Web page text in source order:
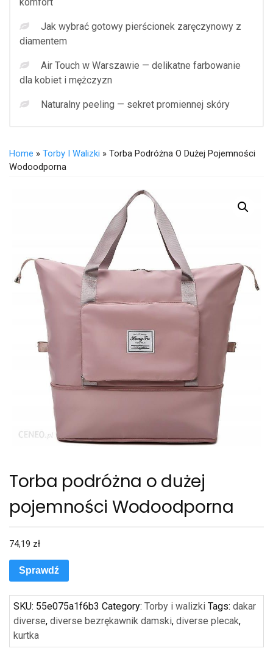
Jak wybrać gotowy pierścionek zaręczynowy z
diamentem
Air Touch w Warszawie — delikatne farbowanie
dla kobiet i mężczyzn
Naturalny peeling — sekret promiennej skóry
Home » Torby I Walizki » Torba Podróżna O Dużej Pojemności
Wodoodporna
Torba podróżna o dużej
pojemności Wodoodporna
74,19 zł
Sprawdź
SKU: 55e075a1f6b3 Category: Torby i walizki Tags: dakar
diverse, diverse bezrękawnik damski, diverse plecak,
kurtka